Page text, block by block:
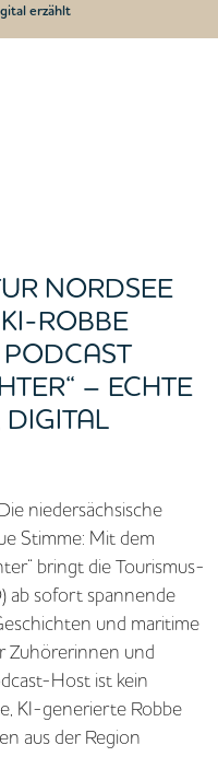
erzählt
NORDSEE
ROBBE
– ECHTE
DIGITAL
niedersächsische
Stimme: Mit dem
bringt die Tourismus-
ab sofort spannende
und maritime
Zuhörerinnen und
Host ist kein
KI-generierte Robbe
aus der Region